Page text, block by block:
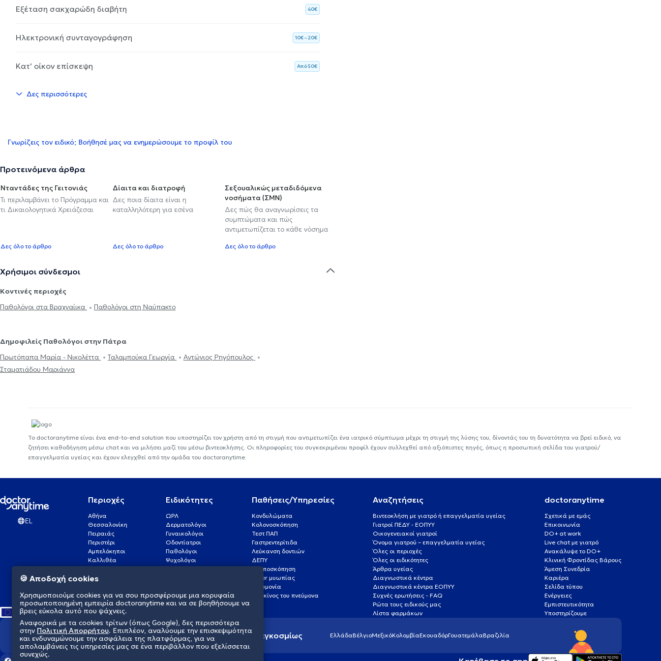
Εξέταση σακχαρώδη διαβήτη 40€
Ηλεκτρονική συνταγογράφηση 10€ – 20€
Κατ' οίκον επίσκεψη Aπό 50€
Δες περισσότερες
Γνωρίζεις τον ειδικό; Βοήθησέ μας να ενημερώσουμε το προφίλ του
Προτεινόμενα άρθρα
Νταντάδες της Γειτονιάς
Τι περιλαμβάνει το Πρόγραμμα και
τι Δικαιολογητικά Χρειάζεσαι
Δες όλο το άρθρο
Δίαιτα και διατροφή
Δες ποια δίαιτα είναι η
καταλληλότερη για εσένα
Δες όλο το άρθρο
Σεξουαλικώς μεταδιδόμενα
νοσήματα (ΣΜΝ)
Δες πώς θα αναγνωρίσεις τα
συμπτώματα και πώς
αντιμετωπίζεται το κάθε νόσημα
Δες όλο το άρθρο
Χρήσιμοι σύνδεσμοι
Κοντινές περιοχές
Παθολόγοι στα Βραχναίικα
Παθολόγοι στη Ναύπακτο
Δημοφιλείς Παθολόγοι στην Πάτρα
Πρωτόπαπα Μαρία - Νικολέττα
Ταλαμπούκα Γεωργία
Αντώνιος Ρηγόπουλος
Σταματιάδου Μαριάννα
Το doctoranytime είναι ένα end-to-end solution που υποστηρίζει τον χρήστη από τη στιγμή που αντιμετωπίζει ένα ιατρικό σύμπτωμα μέχρι τη στιγμή της λύσης του, δίνοντάς του τη δυνατότητα να βρεί ειδικό, να
ζητήσει καθοδήγηση μέσω chat και να μιλήσει μαζί του μέσω βιντεοκλήσης. Οι πληροφορίες του συγκεκριμένου προφίλ έχουν συλλεχθεί από αξιόπιστες πηγές, όπως η προσωπική σελίδα του γιατρού/
επαγγελματία υγείας και έχουν ελεγχθεί από την ομάδα του doctoranytime.
EL
Περιοχές
Αθήνα
Θεσσαλονίκη
Πειραιάς
Περιστέρι
Αμπελόκηποι
Καλλιθέα
Γλυφάδα
Νέα Σμύρνη
Ειδικότητες
ΩΡΛ
Δερματολόγοι
Γυναικολόγοι
Οδοντίατροι
Παθολόγοι
Ψυχολόγοι
Καρδιολόγοι
Παθήσεις/Υπηρεσίες
Κονδυλώματα
Κολονοσκόπηση
Τεστ ΠΑΠ
Γαστρεντερίτιδα
Λεύκανση δοντιών
ΔΕΠΥ
Κολποσκόπηση
Laser μυωπίας
Πνευμονία
Καρκίνος του πνεύμονα
Αναζητήσεις
Βιντεοκλήση με γιατρό ή επαγγελματία υγείας
Γιατροί ΠΕΔΥ - ΕΟΠΥΥ
Οικογενειακοί γιατροί
Όνομα γιατρού – επαγγελματία υγείας
Όλες οι περιοχές
Όλες οι ειδικότητες
Άρθρα υγείας
Διαγνωστικά κέντρα
Διαγνωστικά κέντρα ΕΟΠΥΥ
Συχνές ερωτήσεις - FAQ
Ρώτα τους ειδικούς μας
Λίστα φαρμάκων
doctoranytime
Σχετικά με εμάς
Επικοινωνία
DO+ at work
Live chat με γιατρό
Ανακάλυψε το DO+
Κλινική Φροντίδας Βάρους
Άμεση Συνεδρία
Καριέρα
Σελίδα τύπου
Ενέργειες
Εμπιστευτικότητα
Υποστηρίζουμε
Διαμορφώνουμε το μέλλον της υγείας παγκοσμίως ΕλλάδαΒέλγιοΜεξικόΚολομβίαΕκουαδόρΓουατεμάλαΒραζιλία
🍪 Αποδοχή cookies
Χρησιμοποιούμε cookies για να σου προσφέρουμε μια κορυφαία
προσωποποιημένη εμπειρία doctoranytime και να σε βοηθήσουμε να
βρεις εύκολα αυτό που ψάχνεις.
Αναφορικά με τα cookies τρίτων (όπως Google), δες περισσότερα
στην Πολιτική Απορρήτου. Επιπλέον, αναλύουμε την επισκεψιμότητα
και ενδυναμώνουμε την ασφάλεια της πλατφόρμας, για να
απολαμβάνεις τις υπηρεσίες μας σε ένα περιβάλλον που εξελίσσεται
συνεχώς.